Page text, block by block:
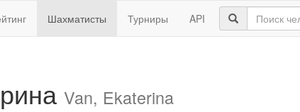
Шахматисты Турниры API
Van, Ekaterina